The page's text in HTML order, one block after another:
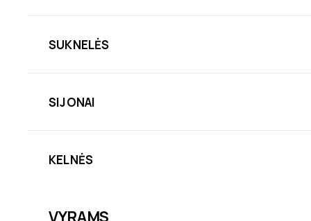
SUKNELĖS
SIJONAI
KELNĖS